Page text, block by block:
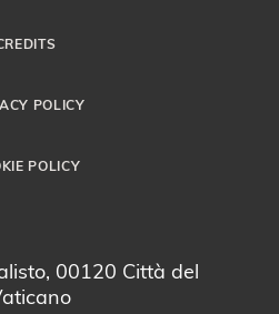
POLICY
POLICY
00120 Città del